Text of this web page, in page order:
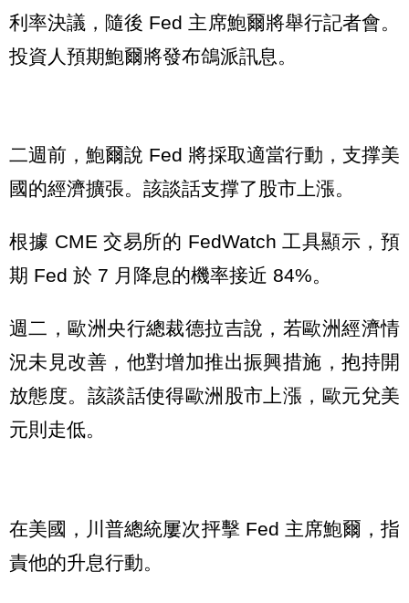
利率決議，隨後 Fed 主席鮑爾將舉行記者會。
投資人預期鮑爾將發布鴿派訊息。
二週前，鮑爾說 Fed 將採取適當行動，支撑美
國的經濟擴張。該談話支撑了股市上漲。
根據 CME 交易所的 FedWatch 工具顯示，預
期 Fed 於 7 月降息的機率接近 84%。
週二，歐洲央行總裁德拉吉說，若歐洲經濟情
況未見改善，他對增加推出振興措施，抱持開
放態度。該談話使得歐洲股市上漲，歐元兌美
元則走低。
在美國，川普總統屢次抨擊 Fed 主席鮑爾，指
責他的升息行動。